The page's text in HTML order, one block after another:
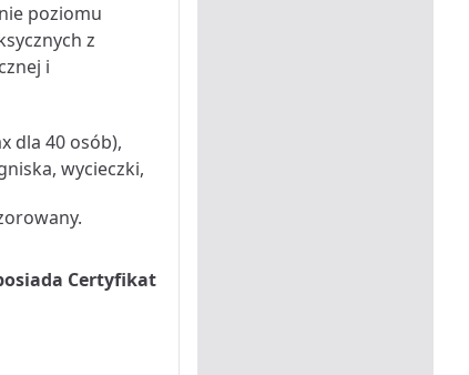
poziomu
z
i
dla 40 osób),
wycieczki,
Certyfikat